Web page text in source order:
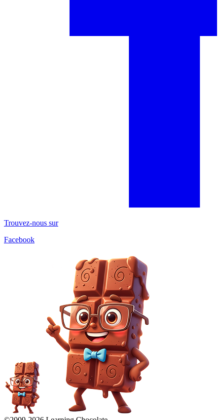
Trouvez-nous sur
Facebook